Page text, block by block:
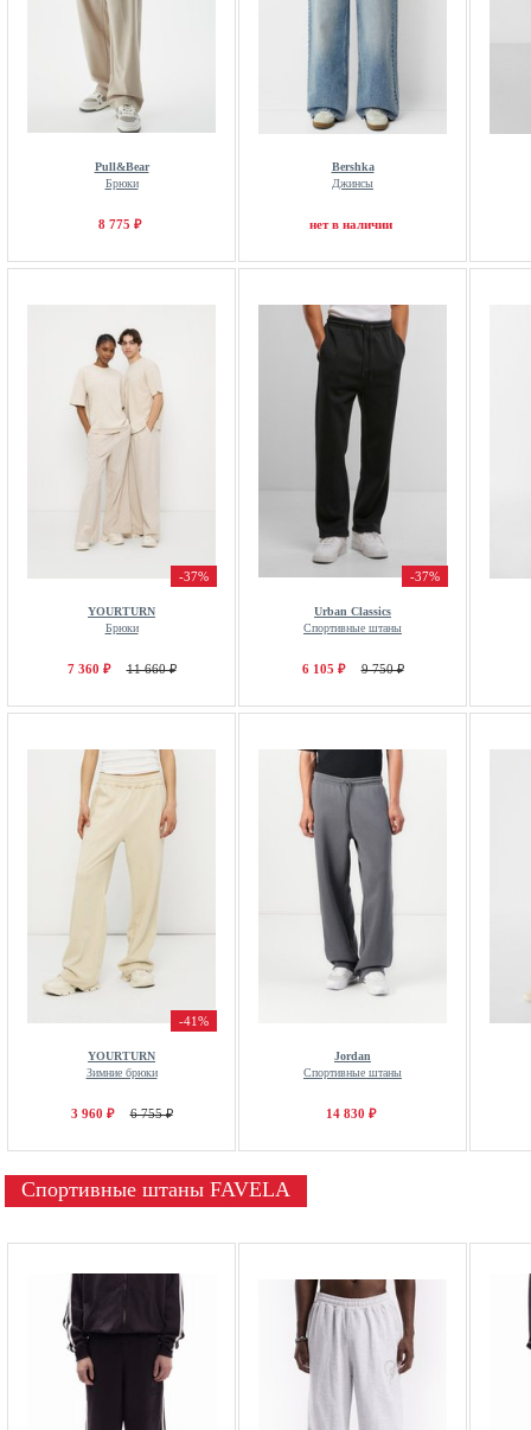
Pull&Bear
Брюки
8 775 ₽
Bershka
Джинсы
нет в наличии
-37%
YOURTURN
Брюки
7 360 ₽ 11 660 ₽
-37%
Urban Classics
Спортивные штаны
6 105 ₽ 9 750 ₽
-41%
YOURTURN
Зимние брюки
3 960 ₽ 6 755 ₽
Jordan
Спортивные штаны
14 830 ₽
Спортивные штаны FAVELA